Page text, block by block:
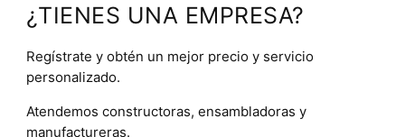
¿TIENES UNA EMPRESA?
Regístrate y obtén un mejor precio y servicio
personalizado.
Atendemos constructoras, ensambladoras y
manufactureras.